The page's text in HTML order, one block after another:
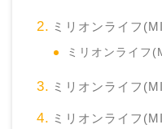
ミリオンライフ
ミリオンライフ
ミリオンライフ
ミリオンライフ